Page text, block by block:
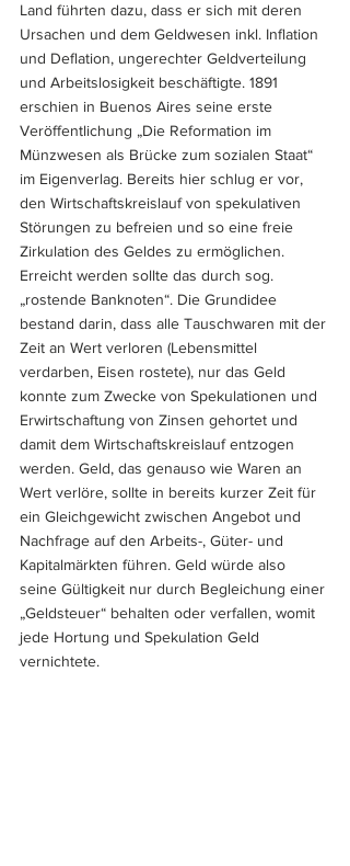
Land führten dazu, dass er sich mit deren
Ursachen und dem Geldwesen inkl. Inflation
und Deflation, ungerechter Geldverteilung
und Arbeitslosigkeit beschäftigte. 1891
erschien in Buenos Aires seine erste
Veröffentlichung „Die Reformation im
Münzwesen als Brücke zum sozialen Staat“
im Eigenverlag. Bereits hier schlug er vor,
den Wirtschaftskreislauf von spekulativen
Störungen zu befreien und so eine freie
Zirkulation des Geldes zu ermöglichen.
Erreicht werden sollte das durch sog.
„rostende Banknoten“. Die Grundidee
bestand darin, dass alle Tauschwaren mit der
Zeit an Wert verloren (Lebensmittel
verdarben, Eisen rostete), nur das Geld
konnte zum Zwecke von Spekulationen und
Erwirtschaftung von Zinsen gehortet und
damit dem Wirtschaftskreislauf entzogen
werden. Geld, das genauso wie Waren an
Wert verlöre, sollte in bereits kurzer Zeit für
ein Gleichgewicht zwischen Angebot und
Nachfrage auf den Arbeits-, Güter- und
Kapitalmärkten führen. Geld würde also
seine Gültigkeit nur durch Begleichung einer
„Geldsteuer“ behalten oder verfallen, womit
jede Hortung und Spekulation Geld
vernichtete.